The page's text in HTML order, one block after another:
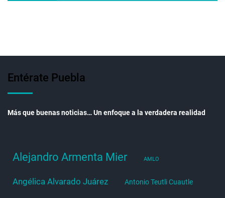
Entérate Puebla
Más que buenas noticias… Un enfoque a la verdadera realidad
Alejandro Armenta Mier AMLO
Angélica Alvarado Juárez Antonio Teutli Cuautle